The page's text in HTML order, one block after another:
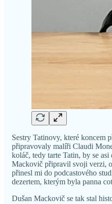
Sestry Tatinovy, které koncem
připravovaly malíři Claudi
koláč, tedy tarte Tatin, by se
Mackovič připravil svoji verzi,
přinesl mi do podcastového
dezertem, kterým byla panna
Dušan Mackovič se tak stal